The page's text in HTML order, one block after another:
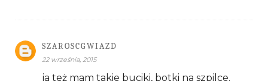
SZAROSCGWIAZD
22 września, 2015
ja też mam takie buciki, botki na szpilce.